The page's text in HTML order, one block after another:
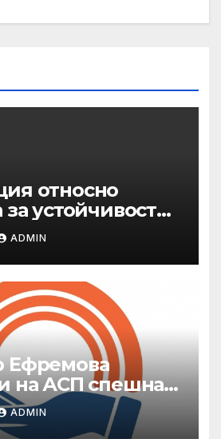
относно
за устойчивост
ADMIN
Ефремова
на АСП спешна
оказване на
пострадали от
ADMIN